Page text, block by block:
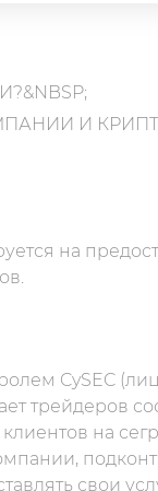
И
на
CySEC
трейдеров
на
свои